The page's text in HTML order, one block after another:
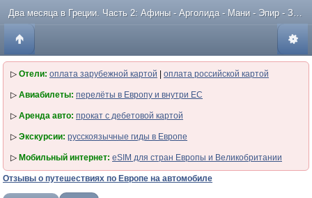
Два месяца в Греции. Часть 2: Афины - Арголида - Мани - Эпир - Загорохория - Метеоры
▷ Отели: оплата зарубежной картой оплата российской картой
▷ Авиабилеты: перелёты в Европу и внутри ЕС
▷ Аренда авто: прокат с дебетовой картой
▷ Экскурсии: русскоязычные гиды в Европе
▷ Мобильный интернет: eSIM для стран Европы и Великобритании
Отзывы о путешествиях по Европе на автомобиле